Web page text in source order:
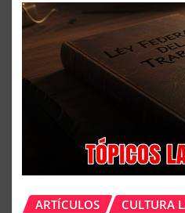
ARTÍCULOS CULTURA